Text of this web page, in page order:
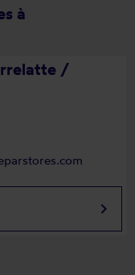
à
/
keyboard_arrow_right